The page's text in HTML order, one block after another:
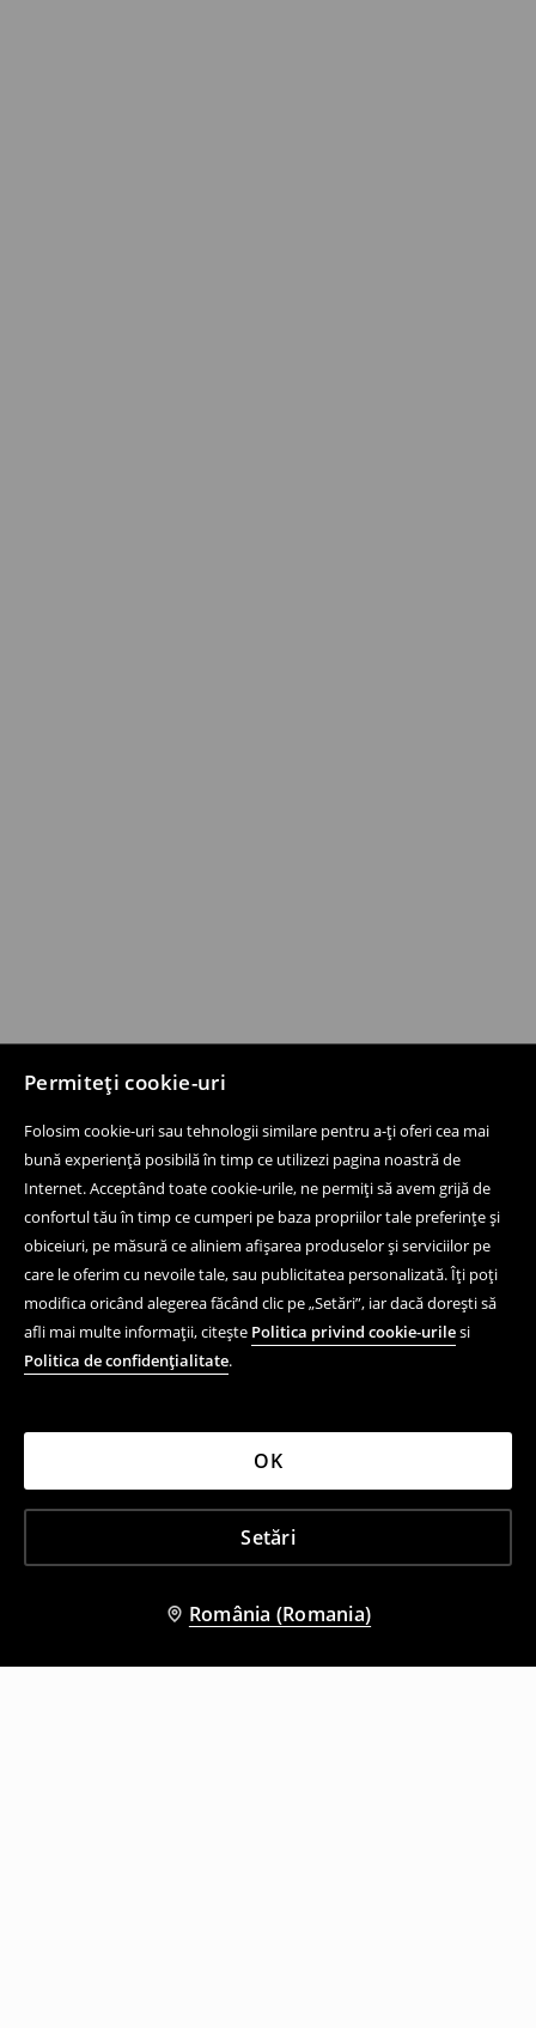
Permiteți cookie-uri
Folosim cookie-uri sau tehnologii similare pentru a-ți oferi cea mai
bună experiență posibilă în timp ce utilizezi pagina noastră de
Internet. Acceptând toate cookie-urile, ne permiți să avem grijă de
confortul tău în timp ce cumperi pe baza propriilor tale preferințe și
obiceiuri, pe măsură ce aliniem afișarea produselor și serviciilor pe
care le oferim cu nevoile tale, sau publicitatea personalizată. Îți poți
modifica oricând alegerea făcând clic pe „Setări”, iar dacă dorești să
afli mai multe informații, citește Politica privind cookie-urilesi
Politica de confidențialitate.
Setări
OK
România (Romania)